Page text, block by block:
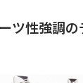
ツ性強調